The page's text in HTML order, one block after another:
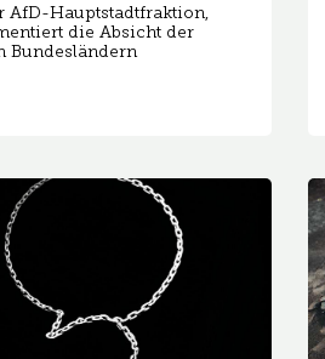
AfD-Hauptstadtfraktion,
die Absicht der
Bundesländern